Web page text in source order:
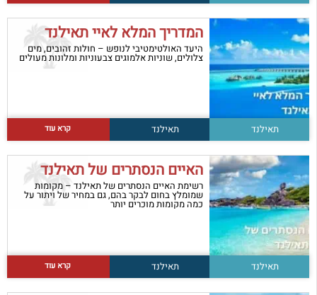
המדריך המלא לאיי תאילנד
היעד האולטימטיבי לנופש – חולות זהובים, מים
צלולים, שוניות אלמוגים צבעוניות ומלונות מעולים
תאילנד תאילנד קרא עוד
האיים הנסתרים של תאילנד
רשימת האיים הנסתרים של תאילנד – מקומות
שמומלץ בחום לבקר בהם, גם במחיר של ויתור על
כמה מקומות מוכרים יותר
תאילנד תאילנד קרא עוד